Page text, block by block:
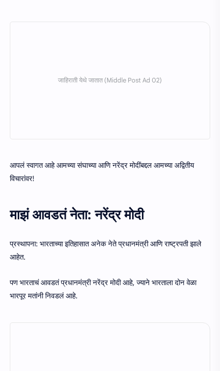
आपलं स्वागत आहे आमच्या संघाच्या आणि नरेंद्र मोदींबद्दल आमच्या अद्वितीय
विचारांवर!
माझं आवडतं नेता: नरेंद्र मोदी
प्रस्थापना: भारताच्या इतिहासात अनेक नेते प्रधानमंत्री आणि राष्ट्रपती झाले
आहेत.
पण भारताचं आवडतं प्रधानमंत्री नरेंद्र मोदी आहे, ज्याने भारताला दोन वेळा
भारपूर मतांनी निवडलं आहे.